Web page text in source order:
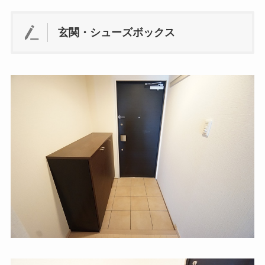
玄関・シューズボックス